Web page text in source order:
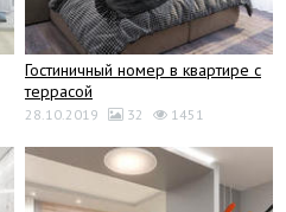
Гостиничный номер в квартире с
террасой
28.10.2019 32 1451